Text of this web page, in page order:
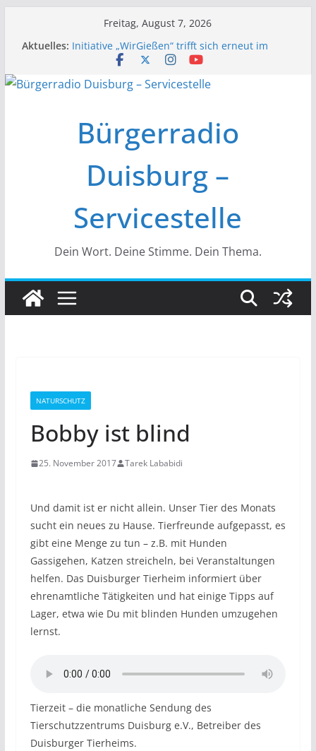
Freitag, August 7, 2026
Aktuelles: Initiative „WirGießen“ trifft sich erneut im
Medienforum
Wir stellen vor – Bürgerfunkgruppen im
Mitgliederversammlung am 19.03.
Initiative „Wir Gießen“ Trifft sich zur
Bürgerradio
Duisburg –
Servicestelle
Dein Wort. Deine Stimme. Dein Thema.
NATURSCHUTZ
Bobby ist blind
25. November 2017 Tarek Lababidi
Und damit ist er nicht allein. Unser Tier des Monats
sucht ein neues zu Hause. Tierfreunde aufgepasst, es
gibt eine Menge zu tun – z.B. mit Hunden
Gassigehen, Katzen streicheln, bei Veranstaltungen
helfen. Das Duisburger Tierheim informiert über
ehrenamtliche Tätigkeiten und hat einige Tipps auf
Lager, etwa wie Du mit blinden Hunden umzugehen
lernst.
Tierzeit – die monatliche Sendung des
Tierschutzzentrums Duisburg e.V., Betreiber des
Duisburger Tierheims.